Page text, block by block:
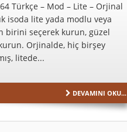
Türkçe – Mod – Lite – Orjinal
isoda lite yada modlu veya
seçerek kurun, güzel
Orjinalde, hiç birşey
litede...
DEVAMINI OKU...